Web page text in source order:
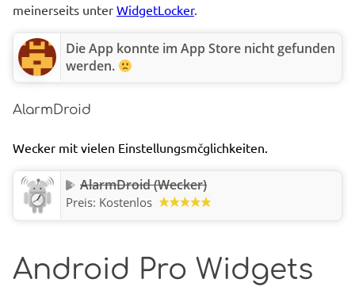
meinerseits unter WidgetLocker.
Die App konnte im App Store nicht gefunden
werden.
AlarmDroid
Wecker mit vielen Einstellungsmčglichkeiten.
AlarmDroid (Wecker)
Preis: Kostenlos
Android Pro Widgets